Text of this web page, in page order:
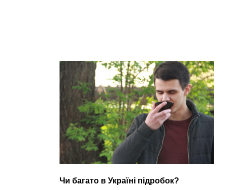
Чи багато в Україні підробок?